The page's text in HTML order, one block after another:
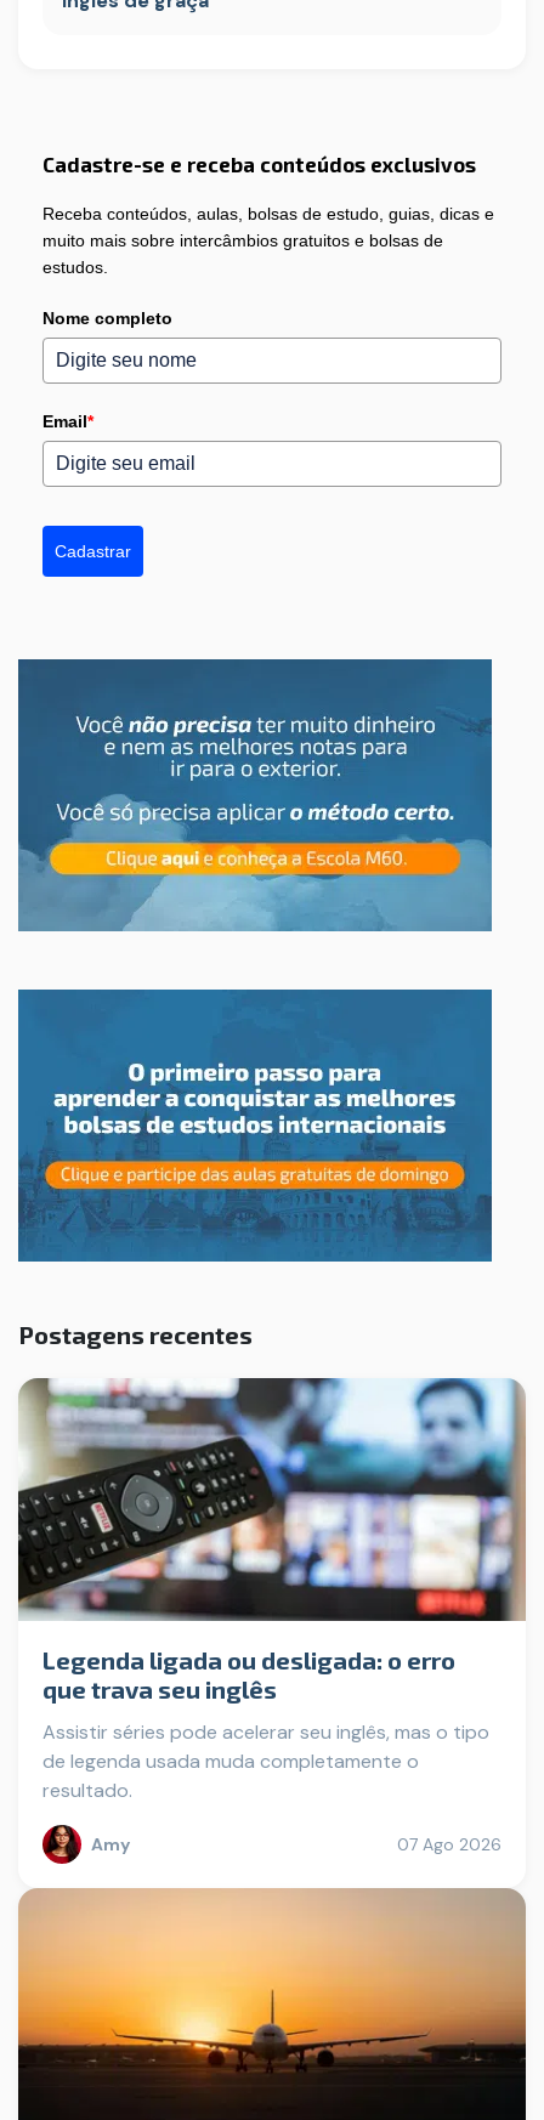
Cadastre-se e receba conteúdos exclusivos
Receba conteúdos, aulas, bolsas de estudo, guias, dicas e
muito mais sobre intercâmbios gratuitos e bolsas de
estudos.
Nome completo
Email*
Cadastrar
Postagens recentes
Legenda ligada ou desligada: o erro
que trava seu inglês
Assistir séries pode acelerar seu inglês, mas o tipo
de legenda usada muda completamente o
resultado.
Amy 07 Ago 2026